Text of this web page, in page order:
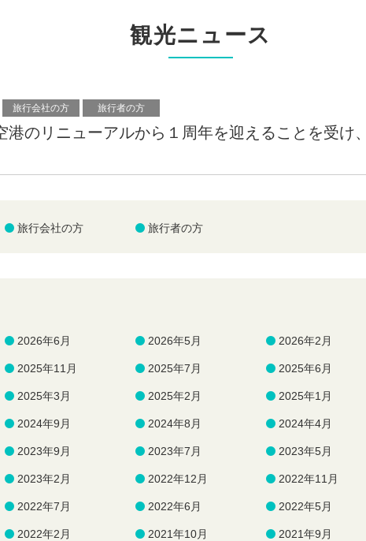
観光ニュース
旅行会社の方 旅行者の方
港のリニューアルから１周年を迎えることを受け
旅行会社の方 旅行者の方
2026年6月 2026年5月 2026年2月
2025年11月 2025年7月 2025年6月
2025年3月 2025年2月 2025年1月
2024年9月 2024年8月 2024年4月
2023年9月 2023年7月 2023年5月
2023年2月 2022年12月 2022年11月
2022年7月 2022年6月 2022年5月
2022年2月 2021年10月 2021年9月